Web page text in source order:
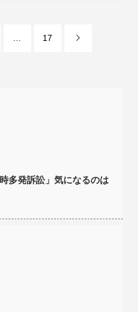
17 
多発訴訟」気になるのは